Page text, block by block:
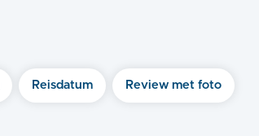
Reisdatum Review met foto